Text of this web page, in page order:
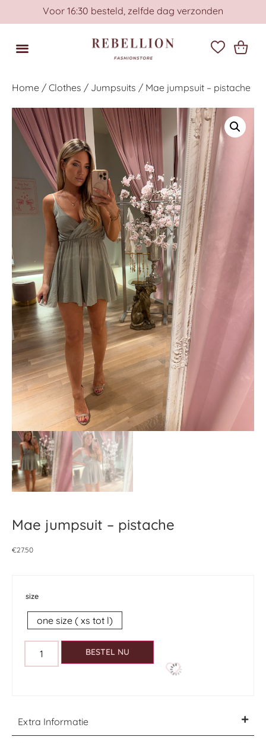
Voor 16:30 besteld, zelfde dag verzonden
Home / Clothes / Jumpsuits / Mae jumpsuit – pistache
Mae jumpsuit – pistache
€27.50
size
one size ( xs tot l)
BESTEL NU
Extra Informatie